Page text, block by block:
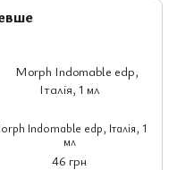
Indomable edp, Італія, 1
мл
46 грн